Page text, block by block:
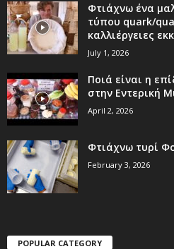
Φτιάχνω ένα
τύπου quark/
καλλιέργειες
July 1, 2026
Ποιά είναι η
στην Εντερική
April 2, 2026
Φτιάχνω τυρί
February 3, 2026
POPULAR CATEGORY